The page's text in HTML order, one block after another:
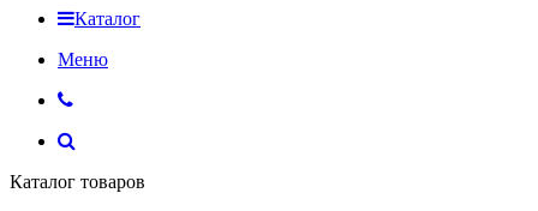
Каталог
Меню
Каталог товаров